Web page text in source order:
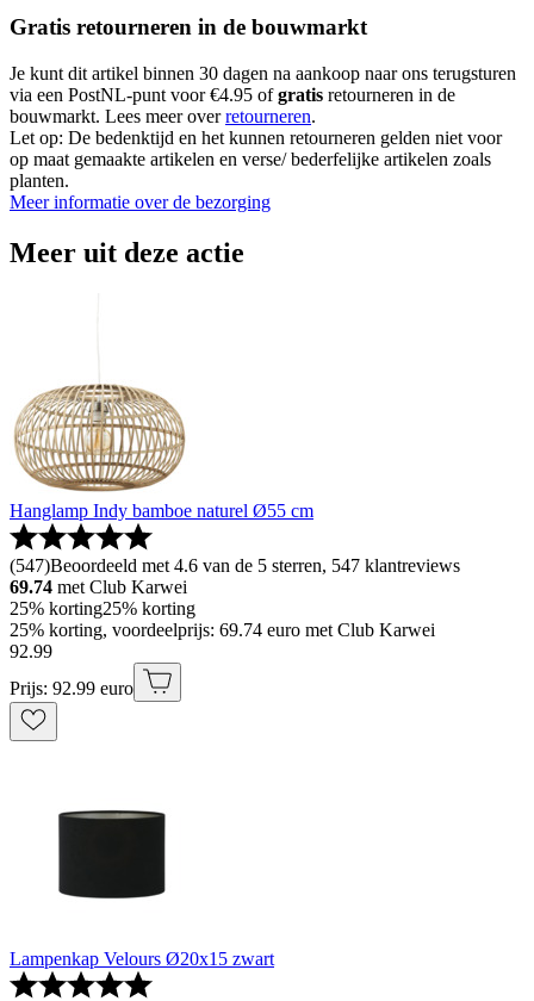
Gratis retourneren in de bouwmarkt
Je kunt dit artikel binnen 30 dagen na aankoop naar ons terugsturen
via een PostNL-punt voor €4.95 ofgratis retourneren in de
bouwmarkt. Lees meer overretourneren.
Let op: De bedenktijd en het kunnen retourneren gelden niet voor
op maat gemaakte artikelen en verse/ bederfelijke artikelen zoals
planten.
Meer informatie over de bezorging
Meer uit deze actie
Hanglamp Indy bamboe naturel Ø55 cm
(547)Beoordeeld met 4.6 van de 5 sterren, 547 klantreviews
69.74 met Club Karwei
25% korting25% korting
25% korting, voordeelprijs: 69.74 euro met Club Karwei
92.99
Prijs: 92.99 euro
Lampenkap Velours Ø20x15 zwart